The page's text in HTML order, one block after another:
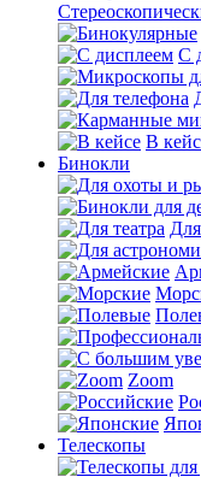
С
В
Бинокли
Zoom
Телескопы